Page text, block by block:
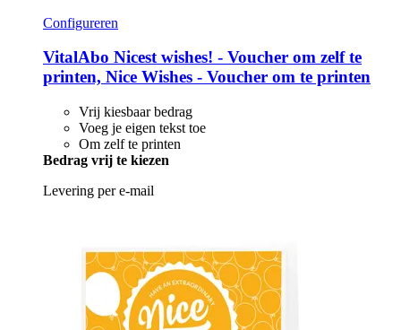
Configureren
VitalAbo Nicest wishes! -​ Voucher om zelf te
printen, Nice Wishes -​ Voucher om te printen
Vrij kiesbaar bedrag
Voeg je eigen tekst toe
Om zelf te printen
Bedrag vrij te kiezen
Levering per e-mail